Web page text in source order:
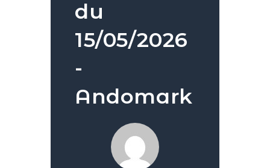
du
15/05/2026
-
Andomark